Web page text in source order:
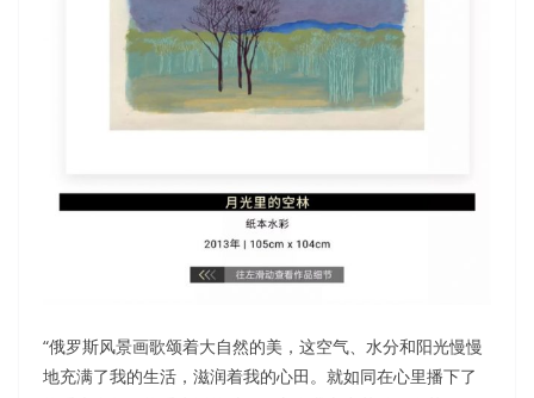
“俄罗斯风景画歌颂着大自然的美，这空气、水分和阳光慢慢
地充满了我的生活，滋润着我的心田。就如同在心里播下了